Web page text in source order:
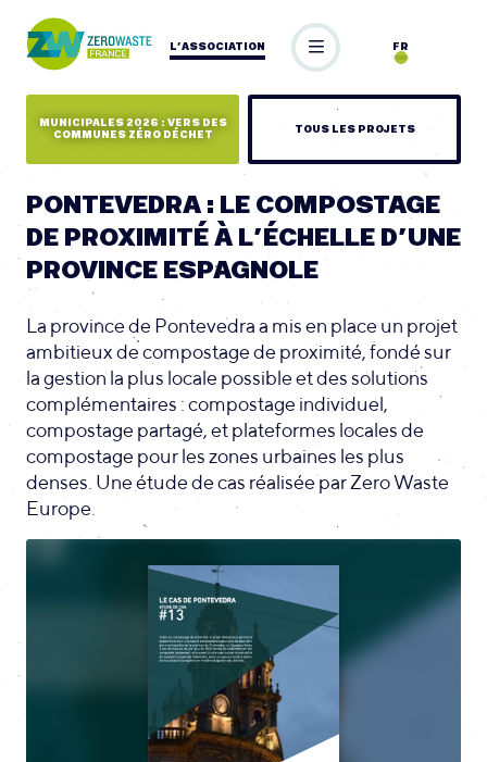
L’ASSOCIATION FR
MUNICIPALES 2026 : VERS DES
COMMUNES ZÉRO DÉCHET
TOUS LES PROJETS
PONTEVEDRA : LE COMPOSTAGE
DE PROXIMITÉ À L’ÉCHELLE D’UNE
PROVINCE ESPAGNOLE
La province de Pontevedra a mis en place un projet
ambitieux de compostage de proximité, fondé sur
la gestion la plus locale possible et des solutions
complémentaires : compostage individuel,
compostage partagé, et plateformes locales de
compostage pour les zones urbaines les plus
denses. Une étude de cas réalisée par Zero Waste
Europe.